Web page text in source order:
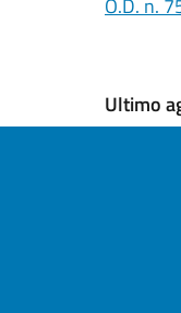
O.D. n.
Ultimo